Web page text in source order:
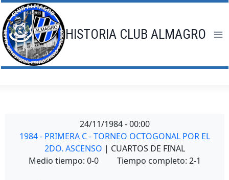
Saltar
al
contenido
HISTORIA CLUB ALMAGRO
24/11/1984 - 00:00
1984 - PRIMERA C - TORNEO OCTOGONAL POR EL
2DO. ASCENSO | CUARTOS DE FINAL
Medio tiempo: 0-0
Tiempo completo: 2-1